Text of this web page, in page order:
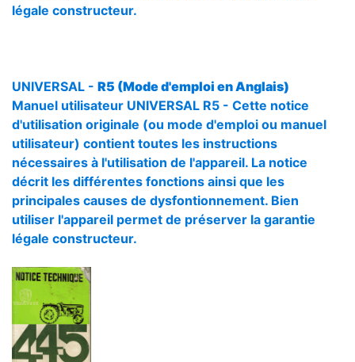
légale constructeur.
UNIVERSAL - R5 (Mode d'emploi en Anglais)
Manuel utilisateur UNIVERSAL R5 - Cette notice
d'utilisation originale (ou mode d'emploi ou manuel
utilisateur) contient toutes les instructions
nécessaires à l'utilisation de l'appareil. La notice
décrit les différentes fonctions ainsi que les
principales causes de dysfontionnement. Bien
utiliser l'appareil permet de préserver la garantie
légale constructeur.